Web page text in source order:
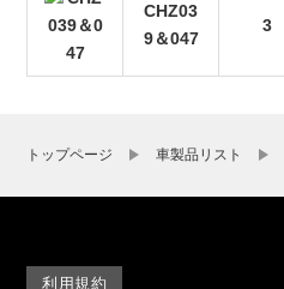
CHZ03
9＆047
3
トップページ 車製品リスト
利用規約